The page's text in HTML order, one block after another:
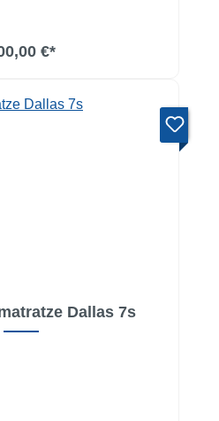
€*
Dallas 7s